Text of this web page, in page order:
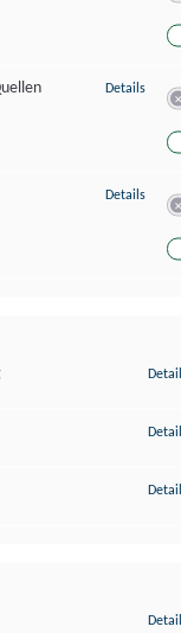
Details zu
Details zu